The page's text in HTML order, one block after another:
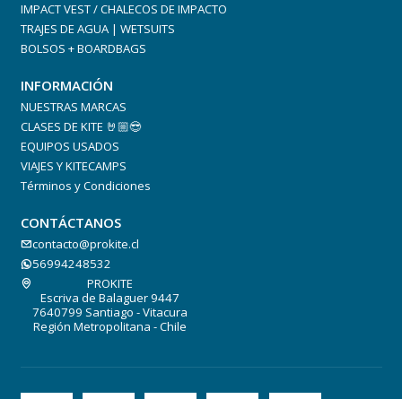
IMPACT VEST / CHALECOS DE IMPACTO
TRAJES DE AGUA | WETSUITS
BOLSOS + BOARDBAGS
INFORMACIÓN
NUESTRAS MARCAS
CLASES DE KITE 🤘🏼😎
EQUIPOS USADOS
VIAJES Y KITECAMPS
Términos y Condiciones
CONTÁCTANOS
contacto@prokite.cl
56994248532
PROKITE
Escriva de Balaguer 9447
7640799 Santiago - Vitacura
Región Metropolitana - Chile